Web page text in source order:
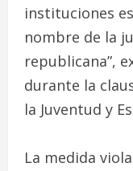
instituciones
nombre de la
republicana”,
durante la
la Juventud y
La medida